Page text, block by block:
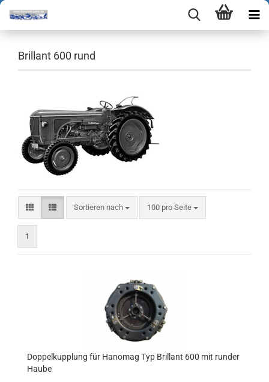
Brillant 600 rund
Sortieren nach
Sortieren nach 100 pro Seite
pro Seite
1
Doppelkupplung für Hanomag Typ Brillant 600 mit runder
Haube